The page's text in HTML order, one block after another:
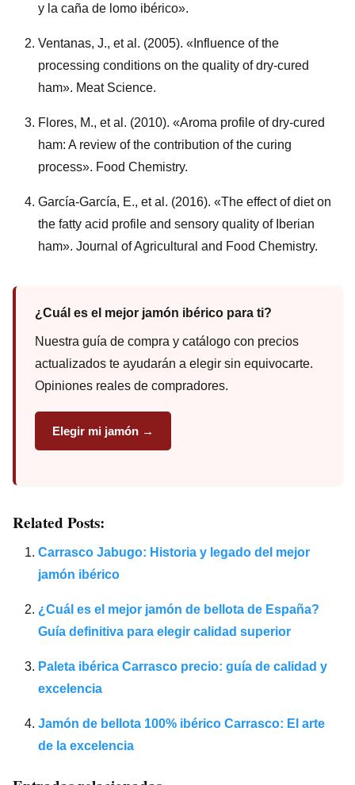
y la caña de lomo ibérico».
Ventanas, J., et al. (2005). «Influence of the
processing conditions on the quality of dry-cured
ham». Meat Science.
Flores, M., et al. (2010). «Aroma profile of dry-cured
ham: A review of the contribution of the curing
process». Food Chemistry.
García-García, E., et al. (2016). «The effect of diet on
the fatty acid profile and sensory quality of Iberian
ham». Journal of Agricultural and Food Chemistry.
¿Cuál es el mejor jamón ibérico para ti?
Nuestra guía de compra y catálogo con precios
actualizados te ayudarán a elegir sin equivocarte.
Opiniones reales de compradores.
Elegir mi jamón →
Related Posts:
Carrasco Jabugo: Historia y legado del mejor
jamón ibérico
¿Cuál es el mejor jamón de bellota de España?
Guía definitiva para elegir calidad superior
Paleta ibérica Carrasco precio: guía de calidad y
excelencia
Jamón de bellota 100% ibérico Carrasco: El arte
de la excelencia